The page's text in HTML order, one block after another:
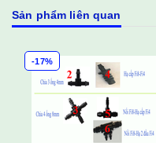
Sản phẩm liên quan